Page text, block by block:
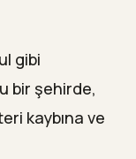
gibi
bir şehirde,
kaybına ve